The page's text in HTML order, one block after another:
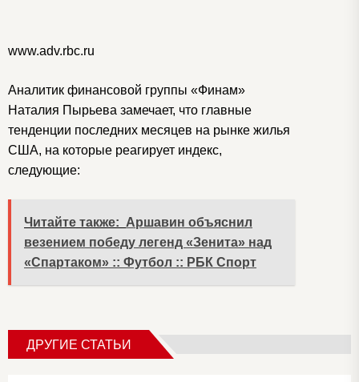
www.adv.rbc.ru
Аналитик финансовой группы «Финам»
Наталия Пырьева замечает, что главные
тенденции последних месяцев на рынке жилья
США, на которые реагирует индекс,
следующие:
Читайте также: Аршавин объяснил
везением победу легенд «Зенита» над
«Спартаком» :: Футбол :: РБК Спорт
ДРУГИЕ СТАТЬИ